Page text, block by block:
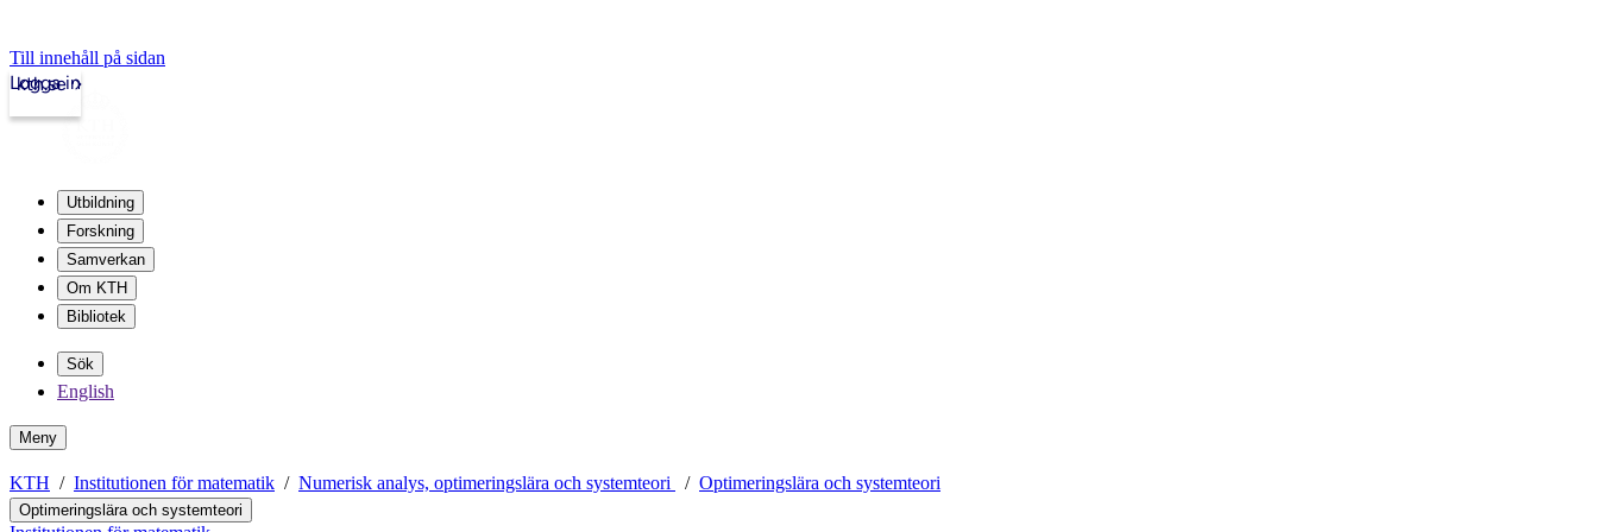
Till innehåll på sidan
kth.se
Logga in
Utbildning
Forskning
Samverkan
Om KTH
Bibliotek
Sök
English
Meny
KTH Institutionen för matematik Numerisk analys, optimeringslära och systemteori Optimeringslära och systemteori
Optimeringslära och systemteori